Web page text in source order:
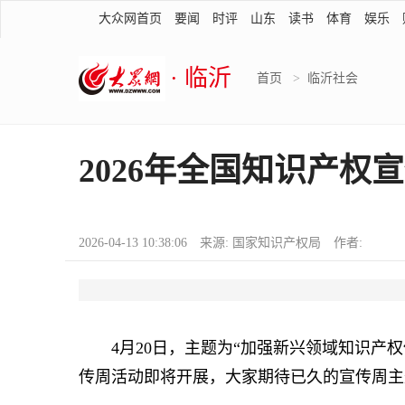
大众网首页 要闻 时评 山东 读书 体育 娱乐
· 临沂 首页 > 临沂社会
2026年全国知识产权
2026-04-13 10:38:06 来源: 国家知识产权局 作者:
4月20日，主题为“加强新兴领域知识产权
传周活动即将开展，大家期待已久的宣传周